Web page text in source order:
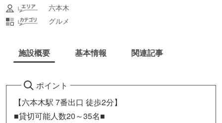
六本木
グルメ
施設概要 基本情報 関連記事
ポイント
【六本木駅 7番出口 徒歩2分】
■貸切可能人数20～35名■